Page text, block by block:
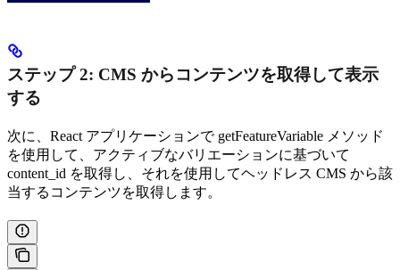
ステップ 2: CMS からコンテンツを取得して表示
する
次に、React アプリケーションで getFeatureVariable メソッド
を使用して、アクティブなバリエーションに基づいて
content_id を取得し、それを使用してヘッドレス CMS から該
当するコンテンツを取得します。